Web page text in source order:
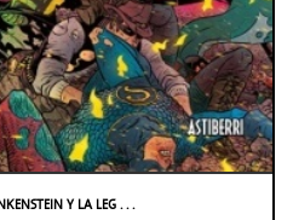
Y LA LEG . . .